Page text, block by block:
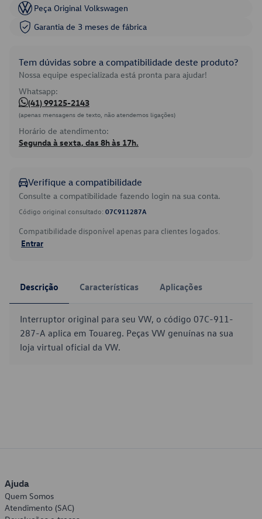
Peça Original Volkswagen
Garantia de 3 meses de fábrica
Tem dúvidas sobre a compatibilidade deste produto?
Nossa equipe especializada está pronta para ajudar!
Whatsapp:
(41) 99125-2143
(apenas mensagens de texto, não atendemos ligações)
Horário de atendimento:
Segunda à sexta, das 8h às 17h.
Verifique a compatibilidade
Consulte a compatibilidade fazendo login na sua conta.
Código original consultado: 07C911287A
Compatibilidade disponível apenas para clientes logados.
Entrar
Descrição Características Aplicações
Interruptor original para seu VW, o código 07C-911-
287-A aplica em Touareg. Peças VW genuínas na sua
loja virtual oficial da VW.
Ajuda
Quem Somos
Atendimento (SAC)